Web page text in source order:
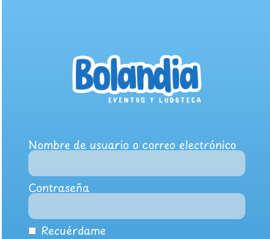
Nombre de usuario o correo electrónico
Contraseña
Recuérdame